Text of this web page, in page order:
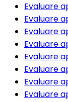
Evaluare
Evaluare
Evaluare
Evaluare
Evaluare
Evaluare
Evaluare
Evaluare